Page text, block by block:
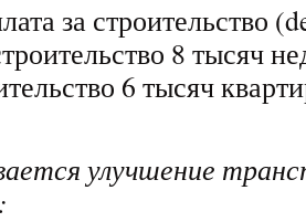
за строительство
8 тысяч
6 тысяч
улучшение